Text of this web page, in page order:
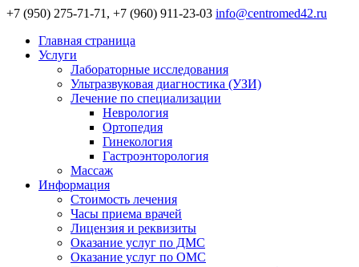
+7 (950) 275-71-71, +7 (960) 911-23-03 info@centromed42.ru
Главная страница
Услуги
Лабораторные исследования
Ультразвуковая диагностика (УЗИ)
Лечение по специализации
Неврология
Ортопедия
Гинекология
Гастроэнторология
Массаж
Информация
Стоимость лечения
Часы приема врачей
Лицензия и реквизиты
Оказание услуг по ДМС
Оказание услуг по ОМС